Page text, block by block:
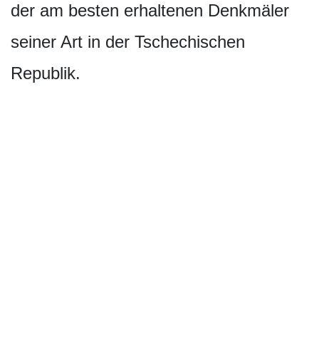
der am besten erhaltenen Denkmäler
seiner Art in der Tschechischen
Republik.